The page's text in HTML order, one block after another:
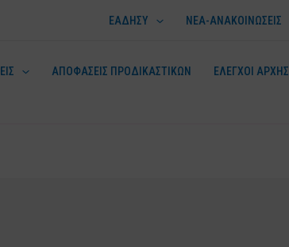
ΕΑΔΗΣΥ ΝΕΑ-ΑΝΑΚΟΙΝΩΣΕΙΣ
ΑΠΟΦΑΣΕΙΣ ΠΡΟΔΙΚΑΣΤΙΚΩΝ
ΕΛΕΓΧΟΙ ΑΡΧΗΣ